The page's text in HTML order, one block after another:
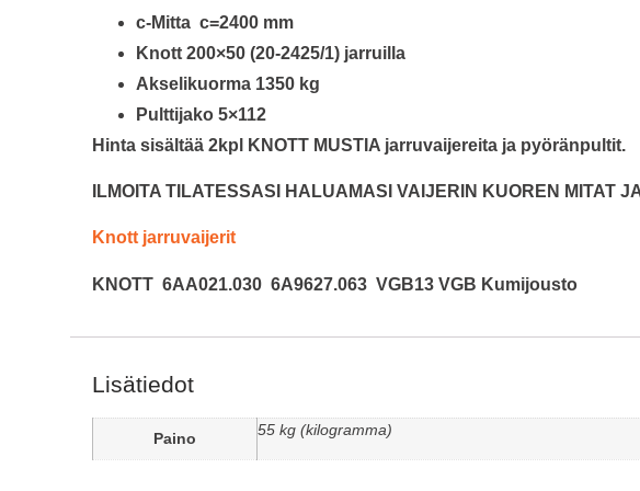
c-Mitta c=2400 mm
Knott 200×50 (20-2425/1) jarruilla
Akselikuorma 1350 kg
Pulttijako 5×112
Hinta sisältää 2kpl KNOTT MUSTIA jarruvaijereita ja pyöränpultit.
ILMOITA TILATESSASI HALUAMASI VAIJERIN KUOREN MITAT
Knott jarruvaijerit
KNOTT 6AA021.030 6A9627.063 VGB13 VGB Kumijousto
Lisätiedot
Paino 55 kg (kilogramma)